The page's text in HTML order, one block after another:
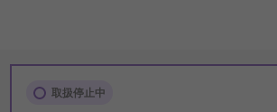
取扱停止中